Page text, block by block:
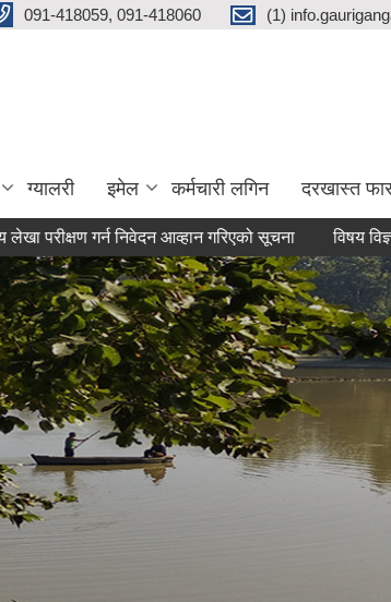
091-418059, 091-418060 (1)
ग्यालरी इमेल कर्मचारी लगिन दरखास्त
विद्यालय लेखा परीक्षण गर्न निवेदन आव्हान गरिएको सूचना